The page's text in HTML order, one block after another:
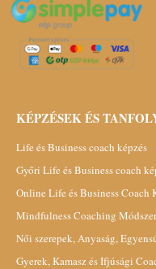
KÉPZÉSEK ÉS
Life és Business coach képzés
Győri Life és Business coach
Online Life és Business Coach
Mindfulness Coaching
Női szerepek, Anyaság,
Gyerek, Kamasz és Ifjúsági